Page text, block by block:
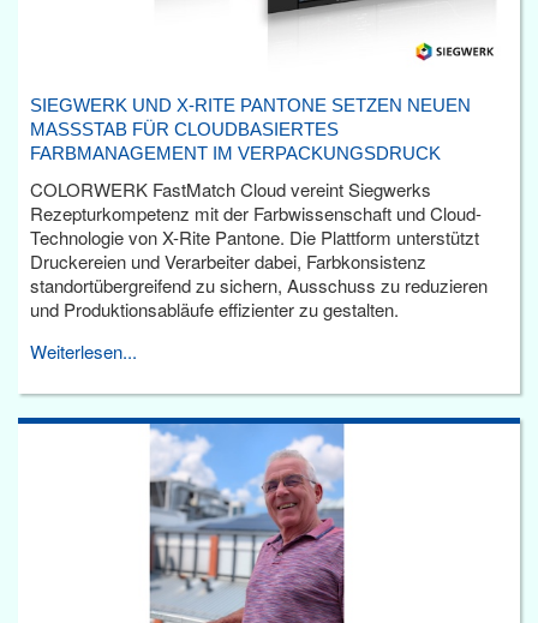
SIEGWERK UND X-RITE PANTONE SETZEN NEUEN
MASSSTAB FÜR CLOUDBASIERTES F
ARBMANAGEMENT IM VERPACKUNGSDRUCK
COLORWERK FastMatch Cloud vereint Siegwerks
Rezepturkompetenz mit der Farbwissenschaft und Cloud-
Technologie von X-Rite Pantone. Die Plattform unterstützt
Druckereien und Verarbeiter dabei, Farbkonsistenz
standortübergreifend zu sichern, Ausschuss zu reduzieren
und Produktionsabläufe effizienter zu gestalten.
Weiterlesen...